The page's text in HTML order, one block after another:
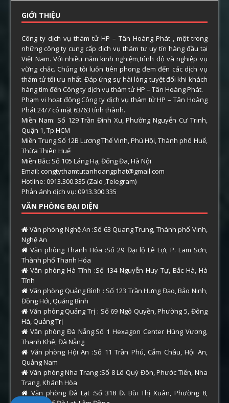
GIỚI THIỆU
Công ty dịch vụ thám tử HP – Tân Hoàng Phát , một trong
những công ty cung cấp dịch vụ thám tư uy tín hàng đầu tại
Việt Nam. Với nhiều năm kinh nghiệm,trình độ và nghiệp vụ
vững chắc. Chúng tôi luôn tiên phong đem đến các dịch vụ
thám tử tối ưu nhất. Đáp ứng sự hài lòng tuyệt đối khi khách
hàng tìm đến Công ty dịch vụ thám tử HP – Tân Hoàng Phát.
Phạm vi hoạt động Công ty dịch vụ thám tử HP – Tân Hoàng
Phát 24/7 có mặt 63/63 tỉnh thành.
Miền Nam: Số 129 Trần Đình Xu, Phường Nguyễn Cư Trinh,
Quận 1, Tp.HCM
Miền Trung:Số 12B Lương Thế Vinh, Phú Hội, Thành phố Huế,
Thừa Thiên Huế
Miền Bắc: Số 105 Láng Hạ, Đống Đa, Hà Nội
Email: congtythamtutanhoangphat@gmail.com
Hotline: 0913.300.335 (Zalo ,Telegram)
Phản ánh dịch vụ: 0913.300.335
VĂN PHÒNG ĐẠI DIỆN
Văn phòng Nghệ An :Số 63 Quang Trung, Thành phố Vinh,
Nghệ An
Văn phòng Thanh Hóa :Số 29 Đại lộ Lê Lợi, P. Lam Sơn,
Thành phố Thanh Hóa
Văn phòng Hà Tĩnh :Số 134 Nguyễn Huy Tự, Bắc Hà, Hà
Tĩnh
Văn phòng Quảng Bình : Số 123 Trần Hưng Đạo, Bảo Ninh,
Đồng Hới, Quảng Bình
Văn phòng Quảng Trị : Số 69 Ngô Quyền, Phường 5, Đông
Hà, Quảng Trị
Văn phòng Đà Nẵng:Số 1 Hexagon Center Hùng Vương,
Thanh Khê, Đà Nẵng
Văn phòng Hội An :Số 11 Trần Phú, Cẩm Châu, Hội An,
Quảng Nam
Văn phòng Nha Trang :Số 8 Lê Quý Đôn, Phước Tiến, Nha
Trang, Khánh Hòa
Văn phòng Đà Lạt :Số 318 Đ. Bùi Thị Xuân, Phường 8,